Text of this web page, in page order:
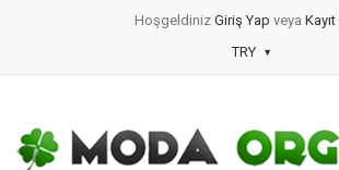
Hoşgeldiniz Giriş Yap veya Kayıt
TRY